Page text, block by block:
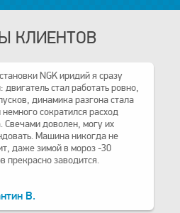
КЛИЕНТОВ
NGK иридий я сразу
двигатель стал работать ровно,
динамика разгона стала
сократился расход
Свечами доволен, могу их
Машина никогда не
даже зимой в мороз -30
прекрасно заводится.
В.